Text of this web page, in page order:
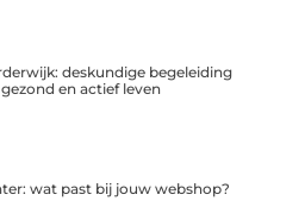
deskundige begeleiding
en actief leven
wat past bij jouw webshop?